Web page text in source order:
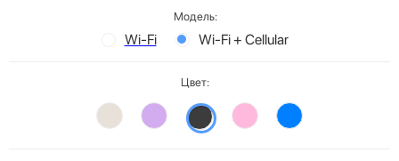
Модель:
Wi-Fi Wi-Fi + Cellular
Цвет: